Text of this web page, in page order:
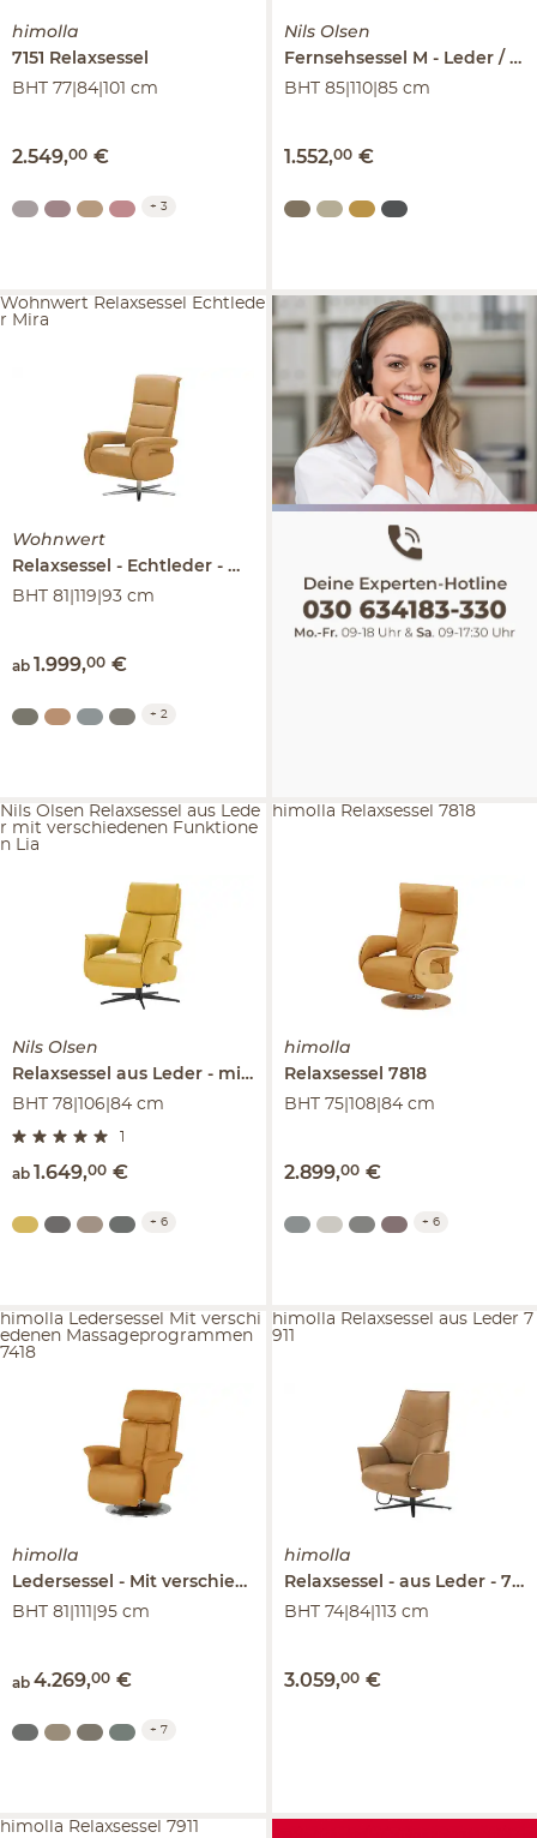
himolla
7151
Relaxsessel
BHT 77|84|101 cm
2.549,00 €
+ 3
Nils Olsen
Fernsehsessel M
Leder / Kunstleder
BHT 85|110|85 cm
1.552,00 €
Wohnwert
Relaxsessel Echtleder
Mira
BHT 81|119|93 cm
ab 1.999,00 €
Wohnwert Relaxsessel Echtlede
r Mira
+ 2
Nils Olsen
Relaxsessel aus Leder mit verschiedenen Funktionen
BHT 78|106|84 cm
ab 1.649,00 €
Nils Olsen Relaxsessel aus Lede
r mit verschiedenen Funktione
n Lia
+ 6
himolla
Relaxsessel 7818
BHT 75|108|84 cm
2.899,00 €
himolla Relaxsessel 7818
+ 6
himolla
Ledersessel Mit verschiedenen Massageprogrammen
BHT 81|111|95 cm
ab 4.269,00 €
himolla Ledersessel Mit verschi
edenen Massageprogrammen
7418
+ 7
himolla
Relaxsessel aus Leder
7911
BHT 74|84|113 cm
3.059,00 €
himolla Relaxsessel aus Leder 7
911
himolla Relaxsessel 7911